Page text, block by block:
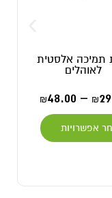
תמיכה אלסטית
לאוהלים
₪
–
₪48.00
אפשרויות